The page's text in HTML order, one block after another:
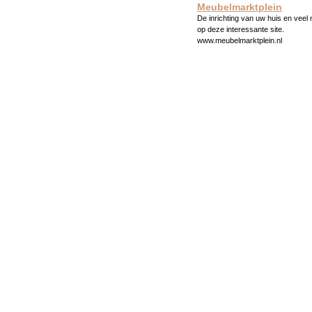
Meubelmarktplein
De inrichting van uw huis en veel
op deze interessante site.
www.meubelmarktplein.nl